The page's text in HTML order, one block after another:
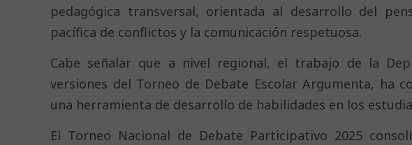
pedagógica transversal, orientada al desarrollo del
pacífica de conflictos y la comunicación respetuosa.
Cabe señalar que a nivel regional, el trabajo de la
versiones del Torneo de Debate Escolar Argumenta, ha
una herramienta de desarrollo de habilidades en los
El Torneo Nacional de Debate Participativo 2025